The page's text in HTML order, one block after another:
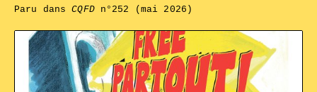
Paru dansCQFDn°252 (mai 2026)